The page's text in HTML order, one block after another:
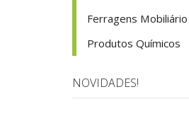
Ferragens Mobiliário
Produtos Químicos
NOVIDADES!